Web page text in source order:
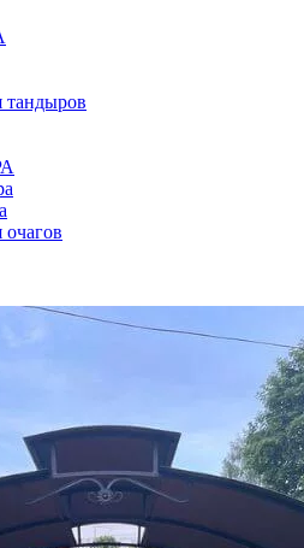
тандыров
очагов